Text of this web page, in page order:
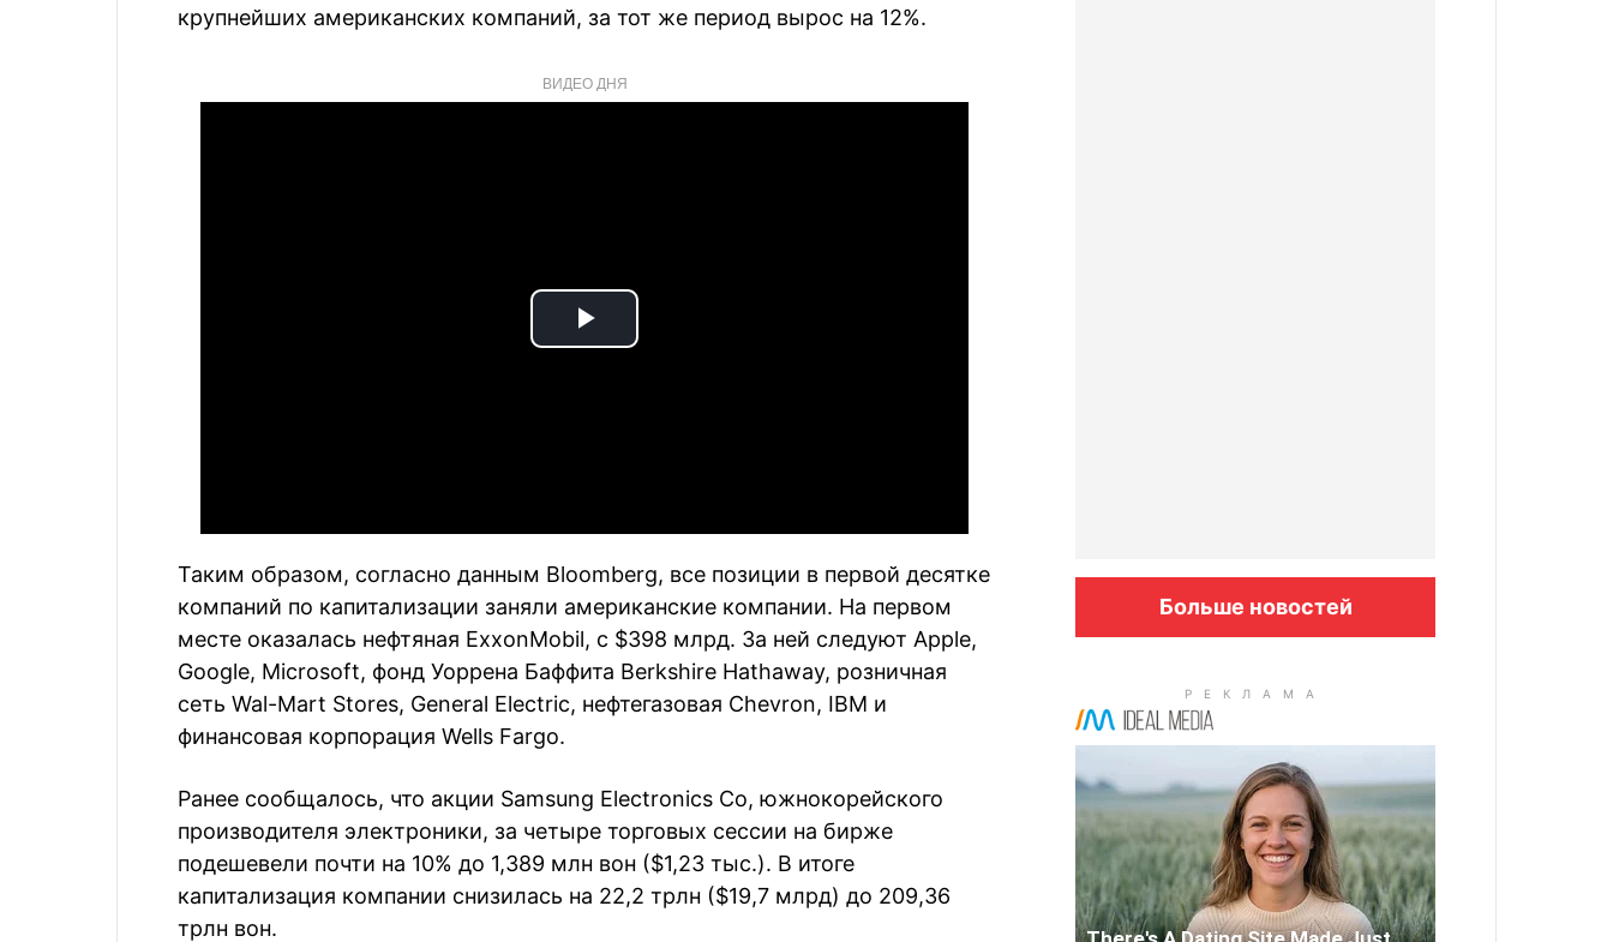
крупнейших американских компаний, за тот же период вырос на 12%.
ВИДЕО ДНЯ
Play
Таким образом, согласно данным Bloomberg, все позиции в первой десятке
компаний по капитализации заняли американские компании. На первом
месте оказалась нефтяная ExxonMobil, с $398 млрд. За ней следуют Apple,
Google, Microsoft, фонд Уоррена Баффита Berkshire Hathaway, розничная
сеть Wal-Mart Stores, General Electric, нефтегазовая Chevron, IBM и
финансовая корпорация Wells Fargo.
Ранее сообщалось, что акции Samsung Electronics Co, южнокорейского
производителя электроники, за четыре торговых сессии на бирже
подешевели почти на 10% до 1,389 млн вон ($1,23 тыс.). В итоге
капитализация компании снизилась на 22,2 трлн ($19,7 млрд) до 209,36
трлн вон.
Больше новостей